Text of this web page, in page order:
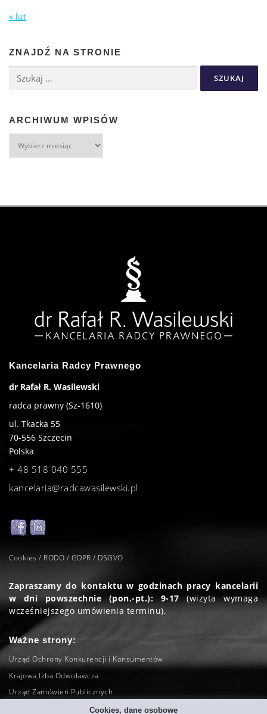
« lut
ZNAJDŹ NA STRONIE
ARCHIWUM WPISÓW
Kancelaria Radcy Prawnego
dr Rafał R. Wasilewski
radca prawny (Sz-1610)
ul. Tkacka 55
70-556 Szczecin
Polska
+ 48 518 040 555
kancelaria@radcawasilewski.pl
Cookies / RODO / GDPR / DSGVO
Zapraszamy do kontaktu w godzinach pracy kancelarii
w dni powszechnie (pon.-pt.): 9-17(wizyta wymaga
wcześniejszego umówienia terminu).
Ważne strony:
Urząd Ochrony Konkurencji i Konsumentów
Krajowa Izba Odwoławcza
Urząd Zamówień Publicznych
Cookies, dane osobowe